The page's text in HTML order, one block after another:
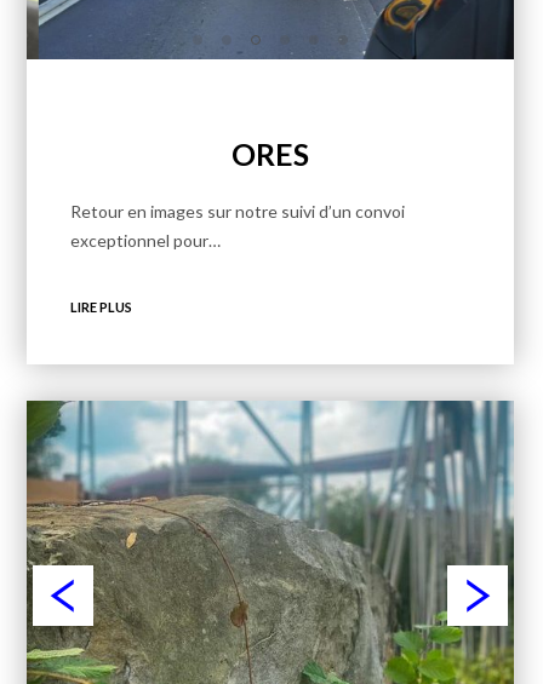
ORES
Retour en images sur notre suivi d’un convoi
exceptionnel pour…
LIRE PLUS